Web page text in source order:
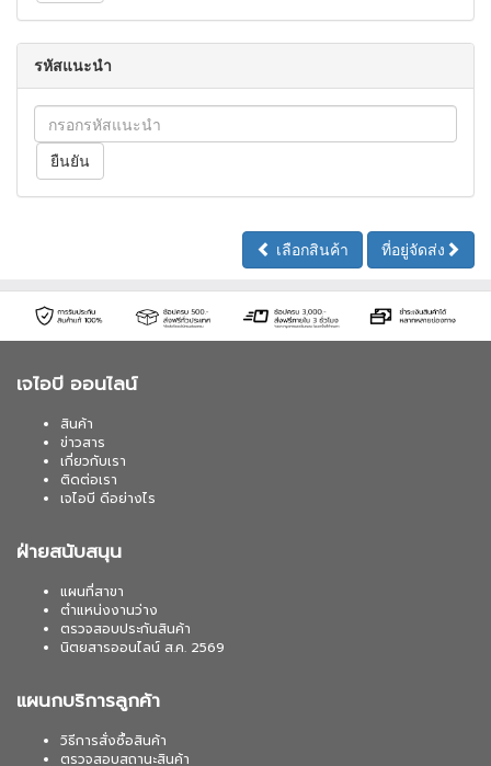
รหัสแนะนำ
เลือกสินค้า ที่อยู่จัดส่ง
เจไอบี ออนไลน์
สินค้า
ข่าวสาร
เกี่ยวกับเรา
ติดต่อเรา
เจไอบี ดีอย่างไร
ฝ่ายสนับสนุน
แผนที่สาขา
ตำแหน่งงานว่าง
ตรวจสอบประกันสินค้า
นิตยสารออนไลน์ ส.ค. 2569
แผนกบริการลูกค้า
วิธีการสั่งซื้อสินค้า
ตรวจสอบสถานะสินค้า